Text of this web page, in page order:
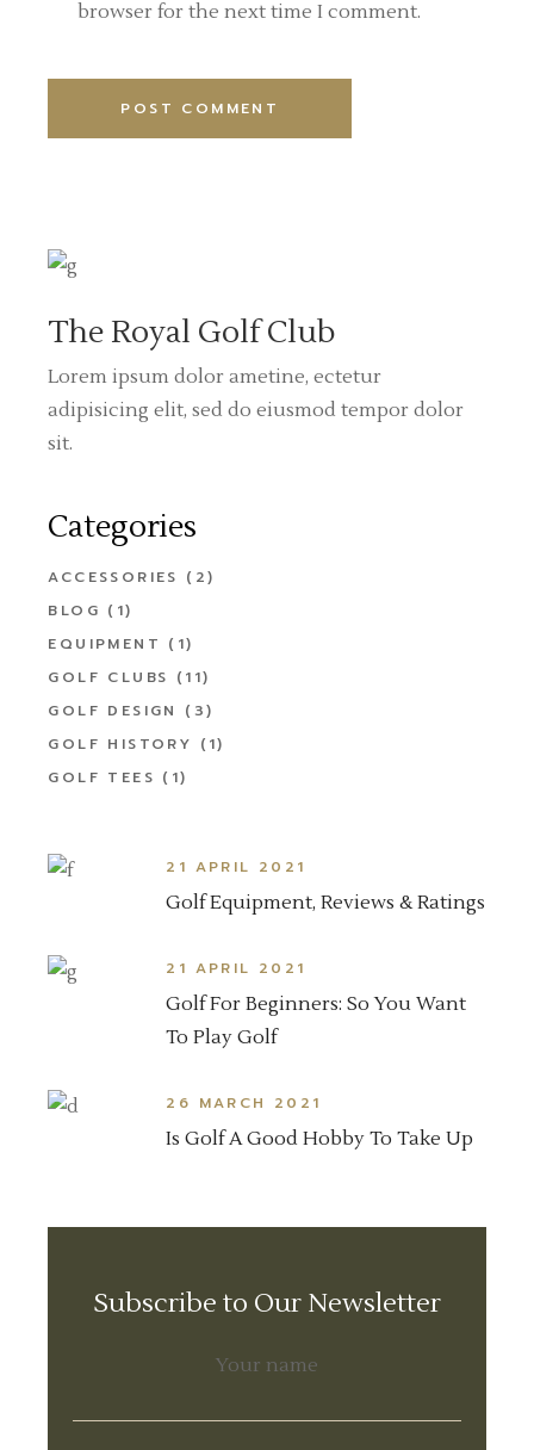
browser for the next time I comment.
POST COMMENT
The Royal Golf Club
Lorem ipsum dolor ametine, ectetur
adipisicing elit, sed do eiusmod tempor dolor
sit.
Categories
ACCESSORIES (2)
BLOG (1)
EQUIPMENT (1)
GOLF CLUBS (11)
GOLF DESIGN
(3)
GOLF HISTORY (1)
GOLF TEES (1)
21 APRIL 2021
Golf Equipment, Reviews & Ratings
21 APRIL 2021
Golf For Beginners: So You Want
To Play Golf
26 MARCH 2021
Is Golf A Good Hobby To Take Up
Subscribe to Our Newsletter
Your name